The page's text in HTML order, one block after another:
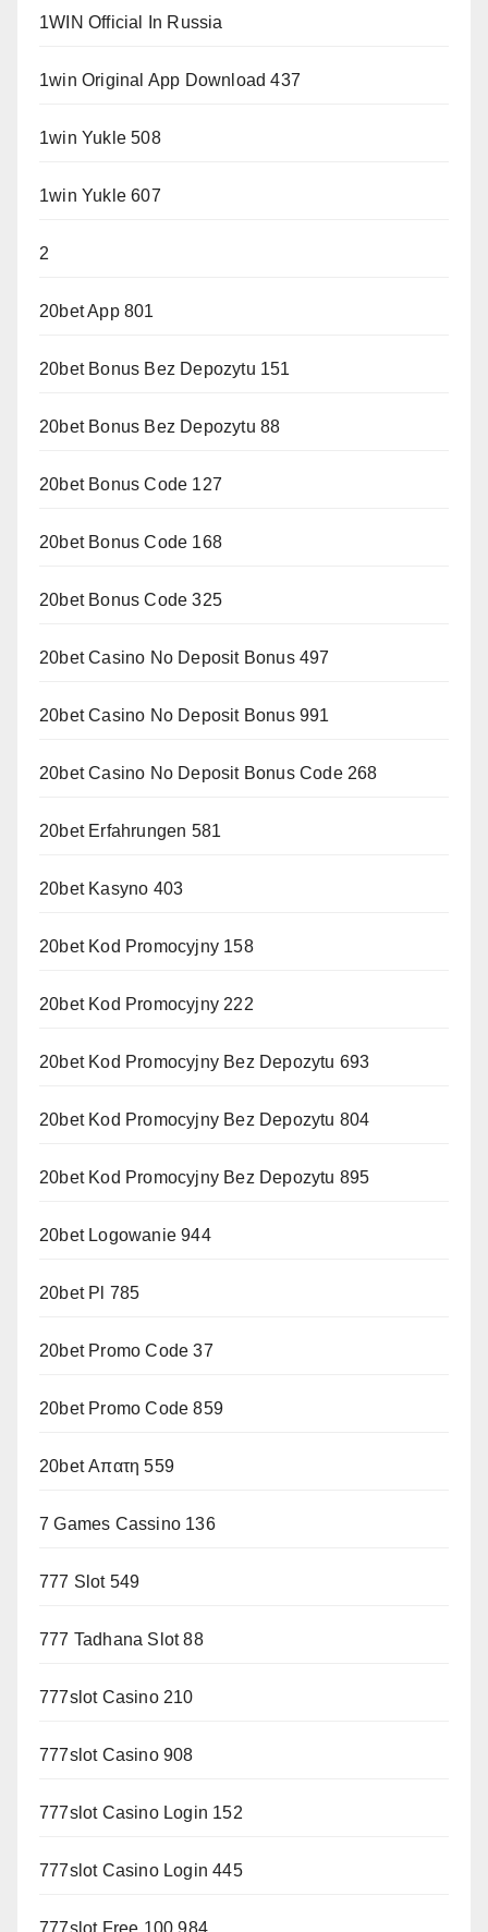
1WIN Official In Russia
1win Original App Download 437
1win Yukle 508
1win Yukle 607
2
20bet App 801
20bet Bonus Bez Depozytu 151
20bet Bonus Bez Depozytu 88
20bet Bonus Code 127
20bet Bonus Code 168
20bet Bonus Code 325
20bet Casino No Deposit Bonus 497
20bet Casino No Deposit Bonus 991
20bet Casino No Deposit Bonus Code 268
20bet Erfahrungen 581
20bet Kasyno 403
20bet Kod Promocyjny 158
20bet Kod Promocyjny 222
20bet Kod Promocyjny Bez Depozytu 693
20bet Kod Promocyjny Bez Depozytu 804
20bet Kod Promocyjny Bez Depozytu 895
20bet Logowanie 944
20bet Pl 785
20bet Promo Code 37
20bet Promo Code 859
20bet Απατη 559
7 Games Cassino 136
777 Slot 549
777 Tadhana Slot 88
777slot Casino 210
777slot Casino 908
777slot Casino Login 152
777slot Casino Login 445